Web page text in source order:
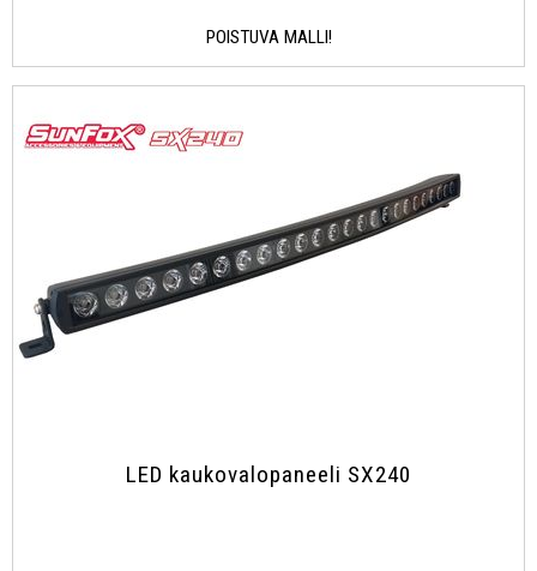
POISTUVA MALLI!
LED kaukovalopaneeli SX240